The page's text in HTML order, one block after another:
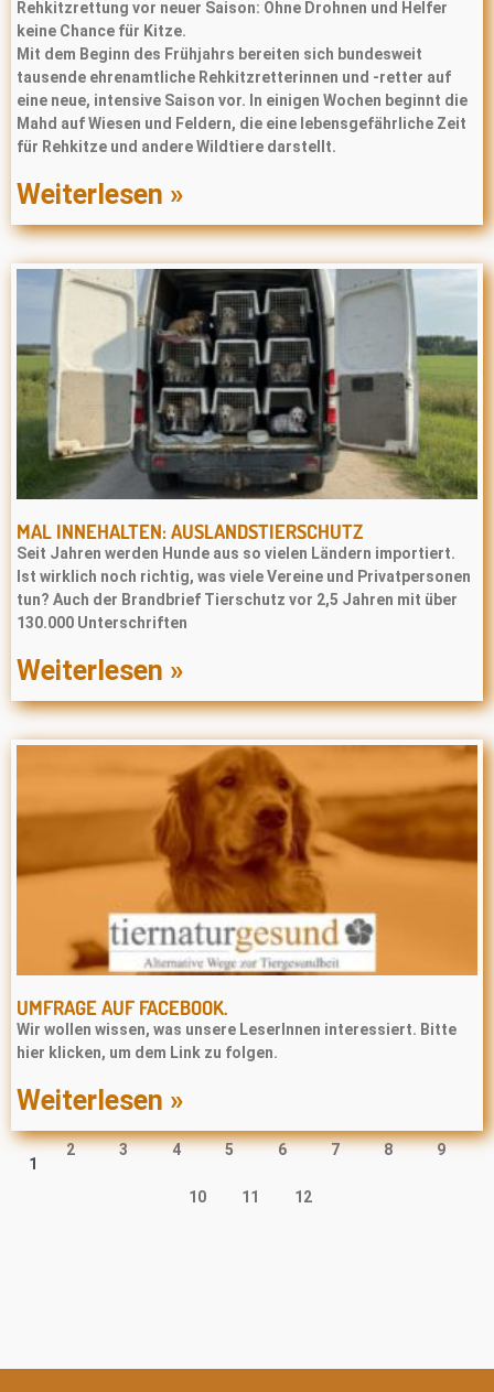
Rehkitzrettung vor neuer Saison: Ohne Drohnen und Helfer
keine Chance für Kitze.
Mit dem Beginn des Frühjahrs bereiten sich bundesweit
tausende ehrenamtliche Rehkitzretterinnen und -retter auf
eine neue, intensive Saison vor. In einigen Wochen beginnt die
Mahd auf Wiesen und Feldern, die eine lebensgefährliche Zeit
für Rehkitze und andere Wildtiere darstellt.
Weiterlesen »
MAL INNEHALTEN: AUSLANDSTIERSCHUTZ
Seit Jahren werden Hunde aus so vielen Ländern importiert.
Ist wirklich noch richtig, was viele Vereine und Privatpersonen
tun? Auch der Brandbrief Tierschutz vor 2,5 Jahren mit über
130.000 Unterschriften
Weiterlesen »
UMFRAGE AUF FACEBOOK.
Wir wollen wissen, was unsere LeserInnen interessiert. Bitte
hier klicken, um dem Link zu folgen.
Weiterlesen »
1
2 3 4 5 6 7 8 9
10 11 12